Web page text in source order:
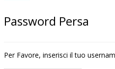
Password Persa
Per Favore, inserisci il tuo